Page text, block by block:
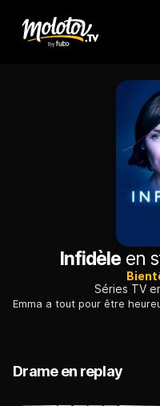
Infidèle en
Séries TV
Drame en replay